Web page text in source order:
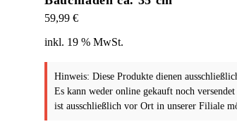
59,99 €
inkl. 19 % MwSt.
Hinweis: Diese Produkte dienen
Es kann weder online gekauft noch
ist ausschließlich vor Ort in unserer Filiale